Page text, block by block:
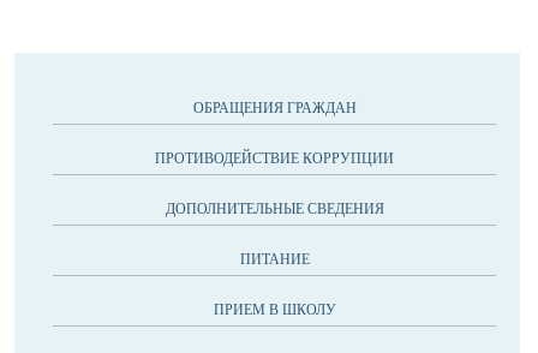
ОБРАЩЕНИЯ ГРАЖДАН
ПРОТИВОДЕЙСТВИЕ КОРРУПЦИИ
ДОПОЛНИТЕЛЬНЫЕ СВЕДЕНИЯ
ПИТАНИЕ
ПРИЕМ В ШКОЛУ